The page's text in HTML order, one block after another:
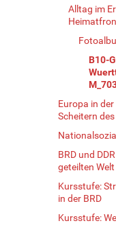
Alltag im
B10-
Europa in
Scheitern
BRD und
geteilten Welt
Kursstufe:
in der BRD
Kursstufe: